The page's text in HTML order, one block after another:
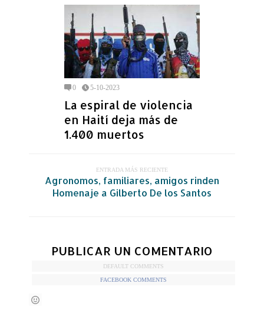
0 5-10-2023
La espiral de violencia
en Haití deja más de
1.400 muertos
ENTRADA MÁS RECIENTE
Agronomos, familiares, amigos rinden
Homenaje a Gilberto De los Santos
PUBLICAR UN COMENTARIO
DEFAULT COMMENTS
FACEBOOK COMMENTS